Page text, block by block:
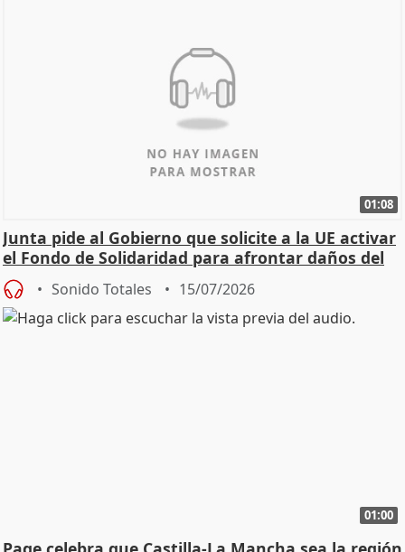
01:08
Junta pide al Gobierno que solicite a la UE activar
el Fondo de Solidaridad para afrontar daños del
Sonido Totales 15/07/2026
01:00